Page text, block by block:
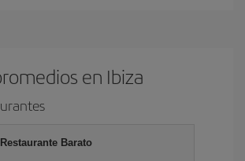
en Ibiza
Barato